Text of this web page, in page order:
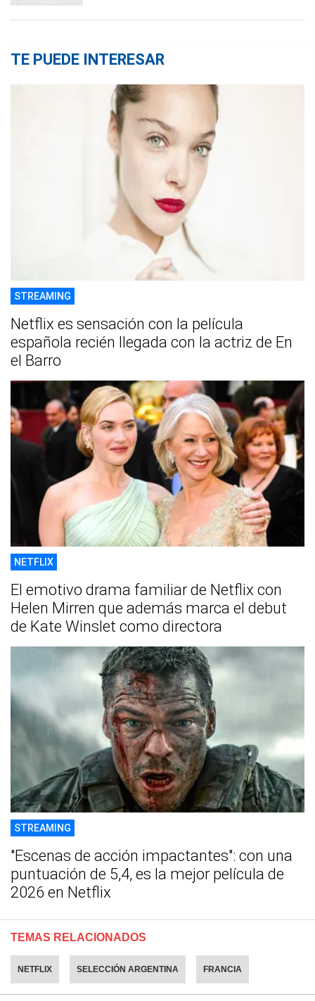
TE PUEDE INTERESAR
STREAMING
Netflix es sensación con la película
española recién llegada con la actriz de En
el Barro
NETFLIX
El emotivo drama familiar de Netflix con
Helen Mirren que además marca el debut
de Kate Winslet como directora
STREAMING
"Escenas de acción impactantes": con una
puntuación de 5,4, es la mejor película de
2026 en Netflix
TEMAS RELACIONADOS
NETFLIX SELECCIÓN ARGENTINA FRANCIA